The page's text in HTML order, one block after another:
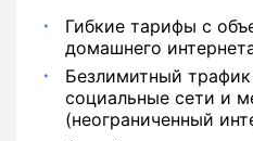
Гибкие тарифы с
домашнего
Безлимитный
социальные сети и
(неограниченный